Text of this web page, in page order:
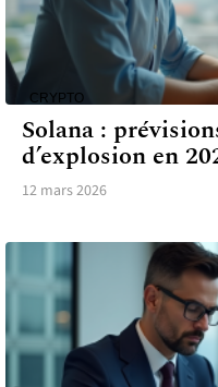
CRYPTO
Solana :
d’explosion en
12 mars 2026